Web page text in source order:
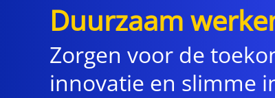
Duurzaam
Zorgen voor de
innovatie en slimme